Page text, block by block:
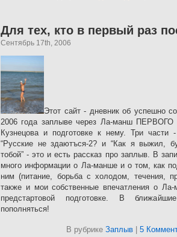
Для тех, кто в первый раз
Сентябрь 17th, 2006
Этот сайт - дневник об успешно
2006 года заплыве через Ла-манш ПЕРВОГО
Кузнецова и подготовке к нему. Три части
“Русские не здаютъся-2? и “Как я выжил,
тобой” - это и есть рассказ про заплыв. В
много информации о Ла-манше и о том, как
ним (питание, борьба с холодом, течения,
также и мои собственные впечатления о
предстартовой подготовке. В
пополняться!
В рубрике Заплыв 5